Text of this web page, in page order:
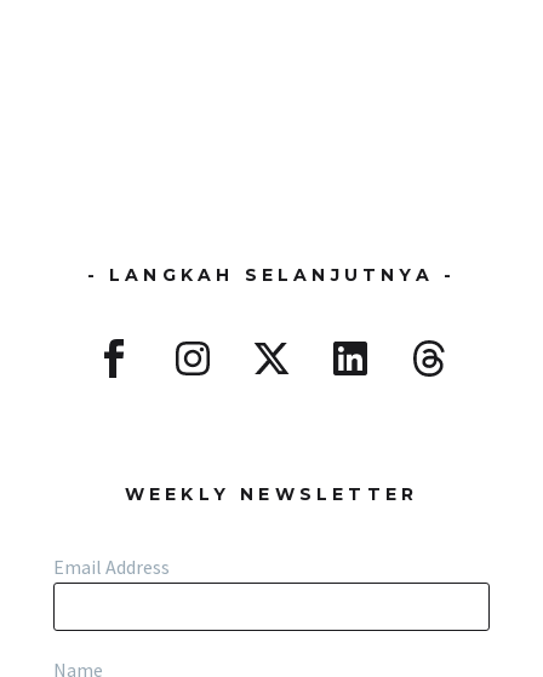
- LANGKAH SELANJUTNYA -
WEEKLY NEWSLETTER
Email Address
Name